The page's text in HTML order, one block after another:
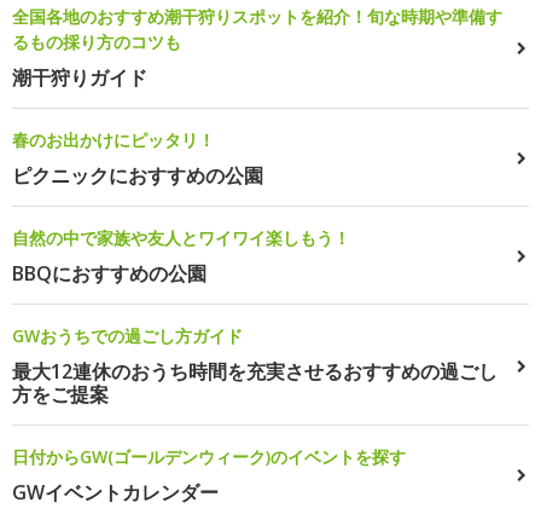
全国各地のおすすめ潮干狩りスポットを紹介！旬な時期や準備す
るもの採り方のコツも
潮干狩りガイド
春のお出かけにピッタリ！
ピクニックにおすすめの公園
自然の中で家族や友人とワイワイ楽しもう！
BBQにおすすめの公園
GWおうちでの過ごし方ガイド
最大12連休のおうち時間を充実させるおすすめの過ごし
方をご提案
日付からGW(ゴールデンウィーク)のイベントを探す
GWイベントカレンダー